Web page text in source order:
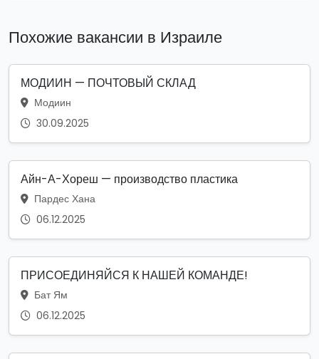
Похожие вакансии в Израиле
МОДИИН — ПОЧТОВЫЙ СКЛАД
Модиин
30.09.2025
Айн-А-Хореш — производство пластика
Пардес Хана
06.12.2025
ПРИСОЕДИНЯЙСЯ К НАШЕЙ КОМАНДЕ!
Бат Ям
06.12.2025